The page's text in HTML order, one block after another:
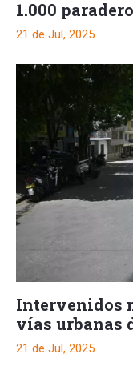
1.000
21 de Jul, 2025
Intervenidos
vías urbanas
21 de Jul, 2025